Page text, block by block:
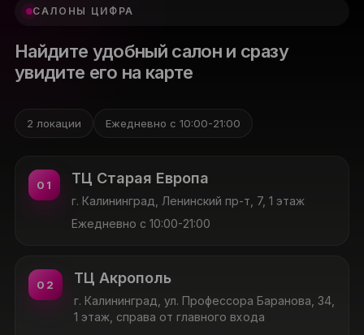
САЛОНЫ ЦИФРА
Найдите удобный салон и сразу
увидите его на карте
2 локации Ежедневно с 10:00-21:00
01 ТЦ Старая Европа
г. Калининград, Ленинский пр-т, 7, 1 этаж
Ежедневно с 10:00-21:00
02 ТЦ Акрополь
г. Калининград, ул. Профессора Баранова, 34,
1 этаж, справа от главного входа